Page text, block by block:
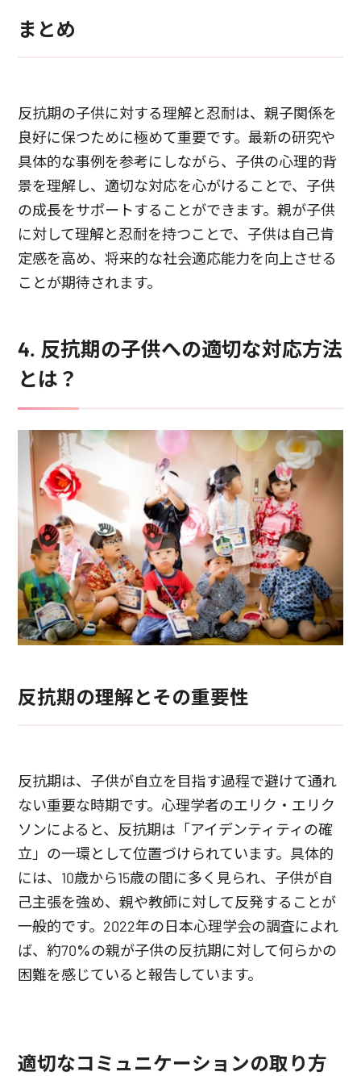
まとめ
反抗期の子供に対する理解と忍耐は、親子関係を
良好に保つために極めて重要です。最新の研究や
具体的な事例を参考にしながら、子供の心理的背
景を理解し、適切な対応を心がけることで、子供
の成長をサポートすることができます。親が子供
に対して理解と忍耐を持つことで、子供は自己肯
定感を高め、将来的な社会適応能力を向上させる
ことが期待されます。
4. 反抗期の子供への適切な対応方法
とは？
反抗期の理解とその重要性
反抗期は、子供が自立を目指す過程で避けて通れ
ない重要な時期です。心理学者のエリク・エリク
ソンによると、反抗期は「アイデンティティの確
立」の一環として位置づけられています。具体的
には、10歳から15歳の間に多く見られ、子供が自
己主張を強め、親や教師に対して反発することが
一般的です。2022年の日本心理学会の調査によれ
ば、約70%の親が子供の反抗期に対して何らかの
困難を感じていると報告しています。
適切なコミュニケーションの取り方